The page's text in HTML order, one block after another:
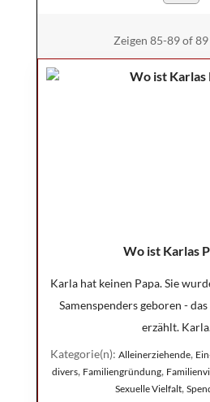
Zeigen 85-89 of 89
Wo ist Karlas
Karla hat keinen Papa. Sie
Samenspenders geboren -
erzählt.
Kategorie(n):Alleinerziehende,
divers, Familiengründung,
Sexuelle Vielfalt,